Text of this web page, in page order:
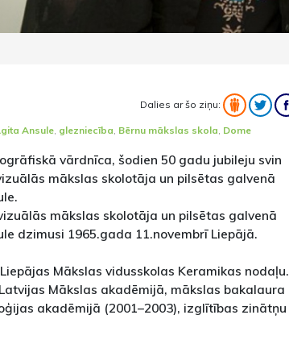
Dalies ar šo ziņu:
Ansule, glezniecība, Bērnu mākslas skola, Dome
vārdnīca, šodien 50 gadu jubileju svin
mākslas skolotāja un pilsētas galvenā
mākslas skolotāja un pilsētas galvenā
dzimusi 1965.gada 11.novembrī Liepājā.
Mākslas vidusskolas Keramikas nodaļu.
Mākslas akadēmijā, mākslas bakalaura
akadēmijā (2001–2003), izglītības zinātņu